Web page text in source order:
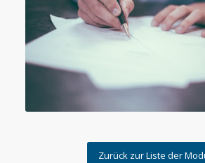
Zurück zur Liste der